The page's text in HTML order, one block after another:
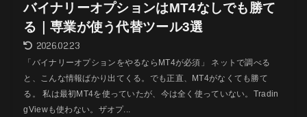
バイナリーオプションはMT4なしでも勝て
る｜専業が使う代替ツール3選
2026.02.23
「バイナリーオプションをやるならMT4が必須」 ネットで調べる
と、こんな情報ばかり出てくる。でも正直、MT4がなくても勝て
る。 私は最初MT4を使っていたが、今は全く使っていない。Tradin
gViewも使わない。ザオプ...